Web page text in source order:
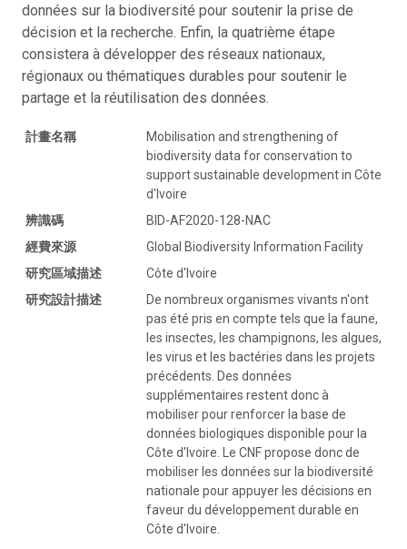
données sur la biodiversité pour soutenir la prise de
décision et la recherche. Enfin, la quatrième étape
consistera à développer des réseaux nationaux,
régionaux ou thématiques durables pour soutenir le
partage et la réutilisation des données.
計畫名稱
Mobilisation and strengthening of
biodiversity data for conservation to
support sustainable development in Côte
d'Ivoire
辨識碼
BID-AF2020-128-NAC
經費來源
Global Biodiversity Information Facility
研究區域描述
Côte d'Ivoire
研究設計描述
De nombreux organismes vivants n'ont
pas été pris en compte tels que la faune,
les insectes, les champignons, les algues,
les virus et les bactéries dans les projets
précédents. Des données
supplémentaires restent donc à
mobiliser pour renforcer la base de
données biologiques disponible pour la
Côte d'Ivoire. Le CNF propose donc de
mobiliser les données sur la biodiversité
nationale pour appuyer les décisions en
faveur du développement durable en
Côte d'Ivoire.